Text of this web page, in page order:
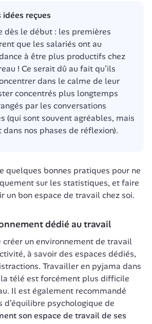
idées reçues
dès le début : les premières
que les salariés ont au
à être plus productifs chez
! Ce serait dû au fait qu’ils
dans le calme de leur
concentrés plus longtemps
par les conversations
(qui sont souvent agréables, mais
dans nos phases de réflexion).
quelques bonnes pratiques pour ne
sur les statistiques, et faire
un bon espace de travail chez soi.
dédié au travail
créer un environnement de travail
à savoir des espaces dédiés,
Travailler en pyjama dans
la télé est forcément plus difficile
Il est également recommandé
son espace de travail de ses